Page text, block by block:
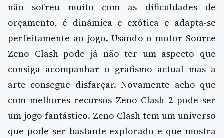
não sofreu muito com as dificuldades de
orçamento, é dinâmica e exótica e adapta-se
perfeitamente ao jogo. Usando o motor Source
Zeno Clash pode já não ter um aspecto que
consiga acompanhar o grafismo actual mas a
arte consegue disfarçar. Novamente acho que
com melhores recursos Zeno Clash 2 pode ser
um jogo fantástico. Zeno Clash tem um universo
que pode ser bastante explorado e que mostra